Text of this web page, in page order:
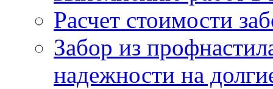
Расчет стоимости
Забор из
надежности на